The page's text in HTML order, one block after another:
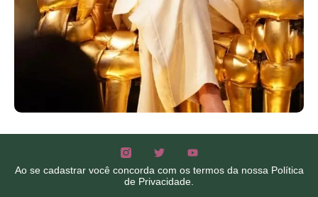
Ao se cadastrar você concorda com os termos da nossa Política
de Privacidade.